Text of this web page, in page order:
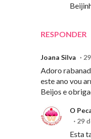
RESPONDER
Joana Silva
Adoro
este ano vou
Beijos e
O
29
Esta